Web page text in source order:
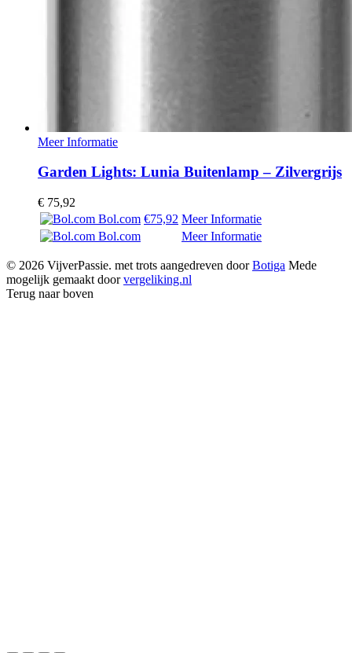
Meer Informatie
Garden Lights: Lunia Buitenlamp – Zilvergrijs
€ 75,92
Bol.com €75,92 Meer Informatie
Bol.com
Meer Informatie
© 2026 VijverPassie. met trots aangedreven doorBotiga Mede
mogelijk gemaakt doorvergeliking.nl
Terug naar boven